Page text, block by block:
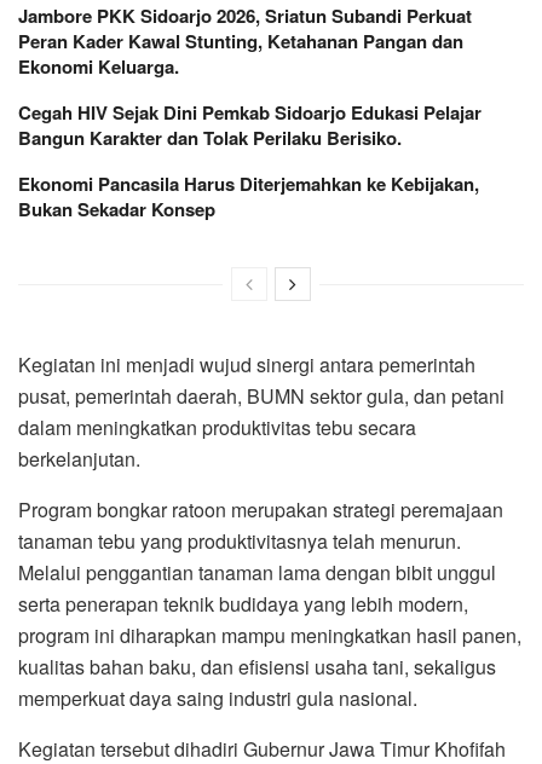
Jambore PKK Sidoarjo 2026, Sriatun Subandi Perkuat
Peran Kader Kawal Stunting, Ketahanan Pangan dan
Ekonomi Keluarga.
Cegah HIV Sejak Dini Pemkab Sidoarjo Edukasi Pelajar
Bangun Karakter dan Tolak Perilaku Berisiko.
Ekonomi Pancasila Harus Diterjemahkan ke Kebijakan,
Bukan Sekadar Konsep
Kegiatan ini menjadi wujud sinergi antara pemerintah
pusat, pemerintah daerah, BUMN sektor gula, dan petani
dalam meningkatkan produktivitas tebu secara
berkelanjutan.
Program bongkar ratoon merupakan strategi peremajaan
tanaman tebu yang produktivitasnya telah menurun.
Melalui penggantian tanaman lama dengan bibit unggul
serta penerapan teknik budidaya yang lebih modern,
program ini diharapkan mampu meningkatkan hasil panen,
kualitas bahan baku, dan efisiensi usaha tani, sekaligus
memperkuat daya saing industri gula nasional.
Kegiatan tersebut dihadiri Gubernur Jawa Timur Khofifah